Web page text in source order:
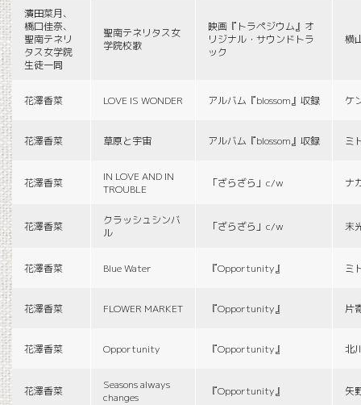
濱田菜月、
橋口佳奈、
聖南テネリ
タス女学院
生徒一同
聖南テネリタス女
学院校歌
映画『トラペジウム』オ
リジナル・サウンドトラ
ック
横
花澤香菜 LOVE IS WONDER アルバム『blossom』収録 ケ
花澤香菜 草原と宇宙 アルバム『blossom』収録 ミ
花澤香菜
IN LOVE AND IN
TROUBLE
「ざらざら」c/w ナ
花澤香菜
クラッシュシンバ
ル
「ざらざら」c/w 末
花澤香菜 Blue Water 『Opportunity』 ミ
花澤香菜 FLOWER MARKET 『Opportunity』 片
花澤香菜 Opportunity 『Opportunity』 北
花澤香菜
Seasons always
changes
『Opportunity』 矢